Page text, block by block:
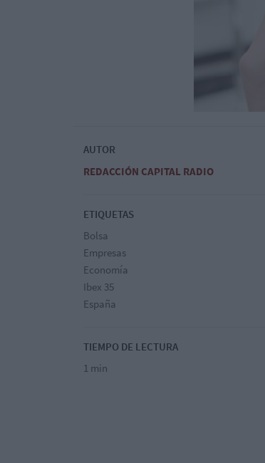
AUTOR
REDACCIÓN CAPITAL RADIO
ETIQUETAS
Bolsa
Empresas
Economía
Ibex 35
España
TIEMPO DE LECTURA
1 min